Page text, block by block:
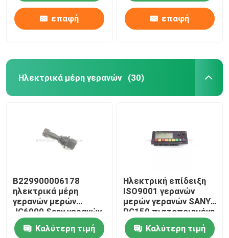
Προϊόντα
Σχετικά με εμάς
επαφή επαφή
Ηλεκτρικά μέρη γερανών (30)
B229900006178
ηλεκτρικά μέρη
γερανών μερών
JC6000 Sany γερανών
που ενεργοποιούν τη
λαβή Καλύτερη τιμή
Ηλεκτρική επίδειξη
ISO9001 γερανών
μερών γερανών SANY
RC150 πιστοποιημένη
Καλύτερη τιμή